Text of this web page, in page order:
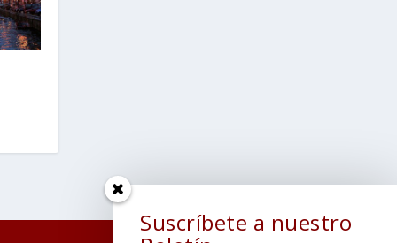
Suscríbete a nuestro